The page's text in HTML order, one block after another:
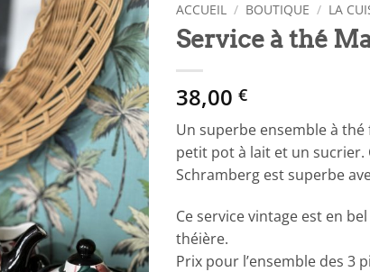
ACCUEIL / BOUTIQUE / LA
Service à thé
38,00 €
Un superbe ensemble à
petit pot à lait et un sucrier.
Schramberg est superbe
Ce service vintage est en
théière.
Prix pour l’ensemble des 3